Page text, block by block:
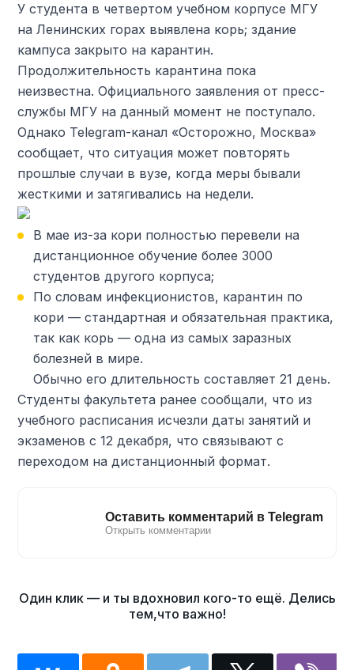
У студента в четвертом учебном корпусе МГУ
на Ленинских горах выявлена корь; здание
кампуса закрыто на карантин.
Продолжительность карантина пока
неизвестна. Официального заявления от пресс-
службы МГУ на данный момент не поступало.
Однако Telegram-канал «Осторожно, Москва»
сообщает, что ситуация может повторять
прошлые случаи в вузе, когда меры бывали
жесткими и затягивались на недели.
В мае из-за кори полностью перевели на
дистанционное обучение более 3000
студентов другого корпуса;
По словам инфекционистов, карантин по
кори — стандартная и обязательная практика,
так как корь — одна из самых заразных
болезней в мире.
Обычно его длительность составляет 21 день.
Студенты факультета ранее сообщали, что из
учебного расписания исчезли даты занятий и
экзаменов с 12 декабря, что связывают с
переходом на дистанционный формат.